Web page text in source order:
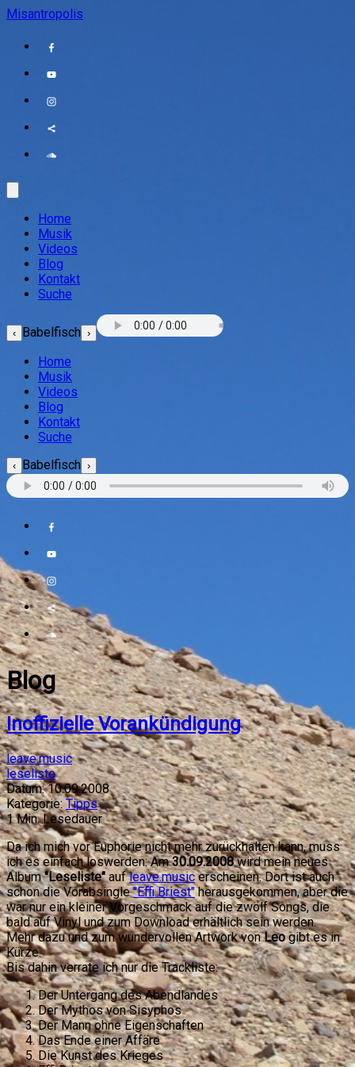
Misantropolis
Home
Musik
Videos
Blog
Kontakt
Suche
‹ Babelfisch ›
Home
Musik
Videos
Blog
Kontakt
Suche
‹ Babelfisch ›
Blog
Inoffizielle Vorankündigung
leave.music
leseliste
Datum: 10.09.2008
Kategorie: Tipps
1Min. Lesedauer
Da ich mich vor Euphorie nicht mehr zurückhalten kann, muss
ich es einfach loswerden: Am30.09.2008wird mein neues
Album"Leseliste"aufleave.musicerscheinen. Dort ist auch
schon die Vorabsingle"Effi Briest"herausgekommen, aber die
war nur ein kleiner Vorgeschmack auf die zwölf Songs, die
bald auf Vinyl und zum Download erhältlich sein werden.
Mehr dazu und zum wundervollen Artwork vonLeogibt es in
Kürze.
Bis dahin verrate ich nur die Trackliste:
Der Untergang des Abendlandes
Der Mythos von Sisyphos
Der Mann ohne Eigenschaften
Das Ende einer Affäre
Die Kunst des Krieges